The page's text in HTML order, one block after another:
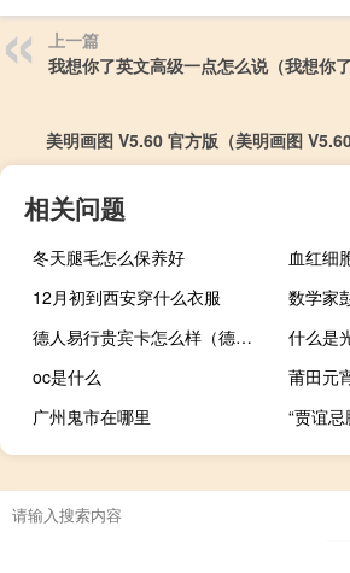
上一篇
我想你了英文高级一点怎么说（我想你了
美明画图 V5.60 官方版（美明画图
相关问题
冬天腿毛怎么保养好
12月初到西安穿什么衣服
德人易行贵宾卡怎么样（德人易行贵宾卡）
什么是
oc是什么
莆田元
广州鬼市在哪里
“贾谊